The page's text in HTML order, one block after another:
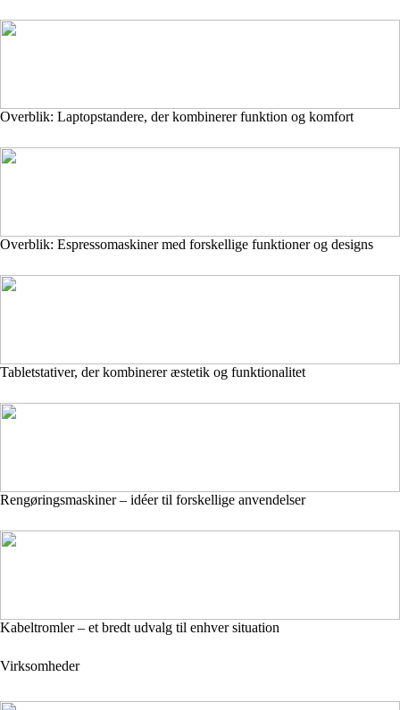
Overblik: Laptopstandere, der kombinerer funktion og komfort
Overblik: Espressomaskiner med forskellige funktioner og designs
Tabletstativer, der kombinerer æstetik og funktionalitet
Rengøringsmaskiner – idéer til forskellige anvendelser
Kabeltromler – et bredt udvalg til enhver situation
Virksomheder